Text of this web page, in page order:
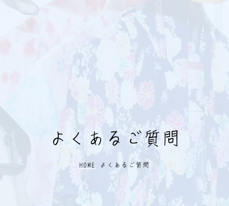
よくあるご質問
HOME よくあるご質問